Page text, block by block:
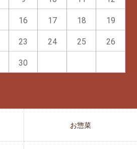
16 17 18 19
23 24 25 26
30
お惣菜